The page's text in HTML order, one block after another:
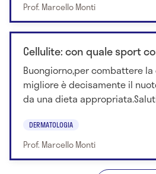
Prof. Marcello Monti
Cellulite: con quale sport
Buongiorno,per combattere
migliore è decisamente il
da una dieta
DERMATOLOGIA
Prof. Marcello Monti